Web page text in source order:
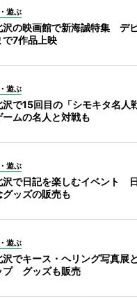
遊ぶ
沢の映画館で新海誠特集 デ
で7作品上映
遊ぶ
沢で15回目の「シモキタ名
ームの名人と対戦も
遊ぶ
沢で日記を楽しむイベント
グッズの販売も
遊ぶ
沢でキース・ヘリング写真展
プ グッズも販売